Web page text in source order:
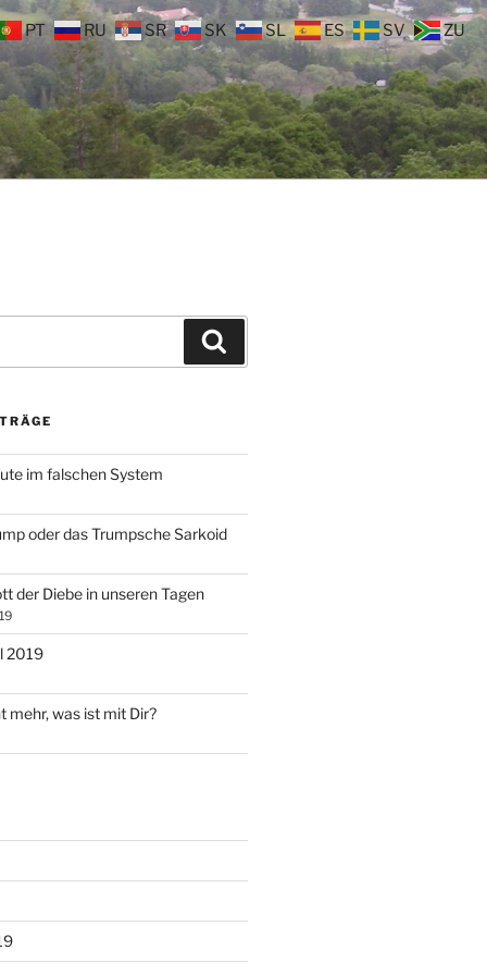
im falschen System
oder das Trumpsche Sarkoid
der Diebe in unseren Tagen
2019
mehr, was ist mit Dir?
PT RU SR SK SL ES SV ZU